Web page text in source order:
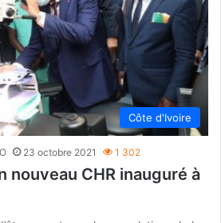
Côte d'Ivoire
23 octobre 2021 1 302
nouveau CHR inauguré à